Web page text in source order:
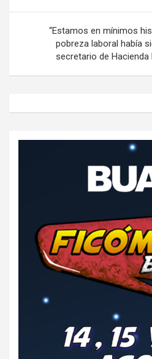
entradas
“Estamos en mínimos
pobreza laboral había
secretario de